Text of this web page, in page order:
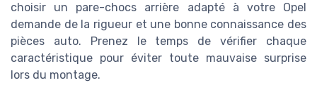
choisir un pare-chocs arrière adapté à votre Opel
demande de la rigueur et une bonne connaissance des
pièces auto. Prenez le temps de vérifier chaque
caractéristique pour éviter toute mauvaise surprise
lors du montage.